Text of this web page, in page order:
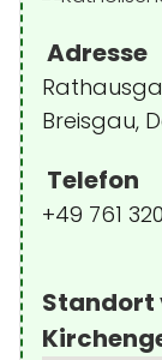
Adresse
Breisgau,
Telefon
+49 761
Standort